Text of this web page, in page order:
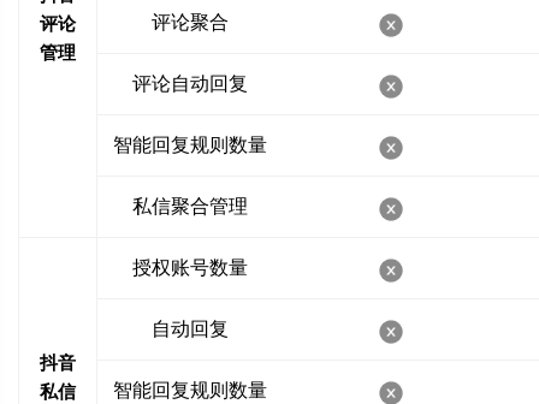
评论
管理
评论聚合
评论自动回复
智能回复规则数量
私信聚合管理
抖音
私信
授权账号数量
自动回复
智能回复规则数量